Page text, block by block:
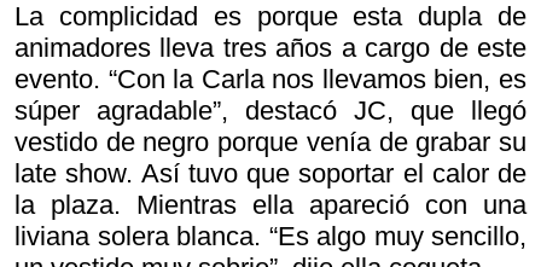
La complicidad es porque esta dupla de
animadores lleva tres años a cargo de este
evento. “Con la Carla nos llevamos bien, es
súper agradable”, destacó JC, que llegó
vestido de negro porque venía de grabar su
late show. Así tuvo que soportar el calor de
la plaza. Mientras ella apareció con una
liviana solera blanca. “Es algo muy sencillo,